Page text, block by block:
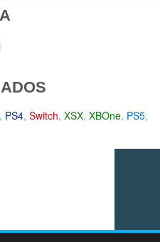
, PS4,Switch,XSX,XBOne, PS5,